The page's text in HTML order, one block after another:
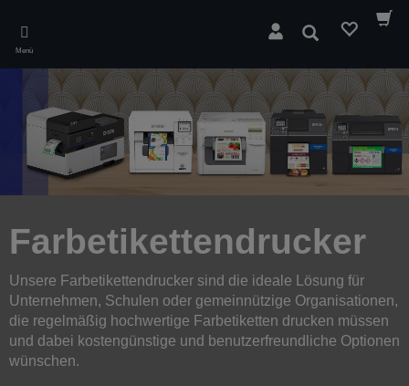
main
content
Menü
Suchen
Farbetikettendrucker
Unsere Farbetikettendrucker sind die ideale Lösung für
Unternehmen, Schulen oder gemeinnützige Organisationen,
die regelmäßig hochwertige Farbetiketten drucken müssen
und dabei kostengünstige und benutzerfreundliche Optionen
wünschen.